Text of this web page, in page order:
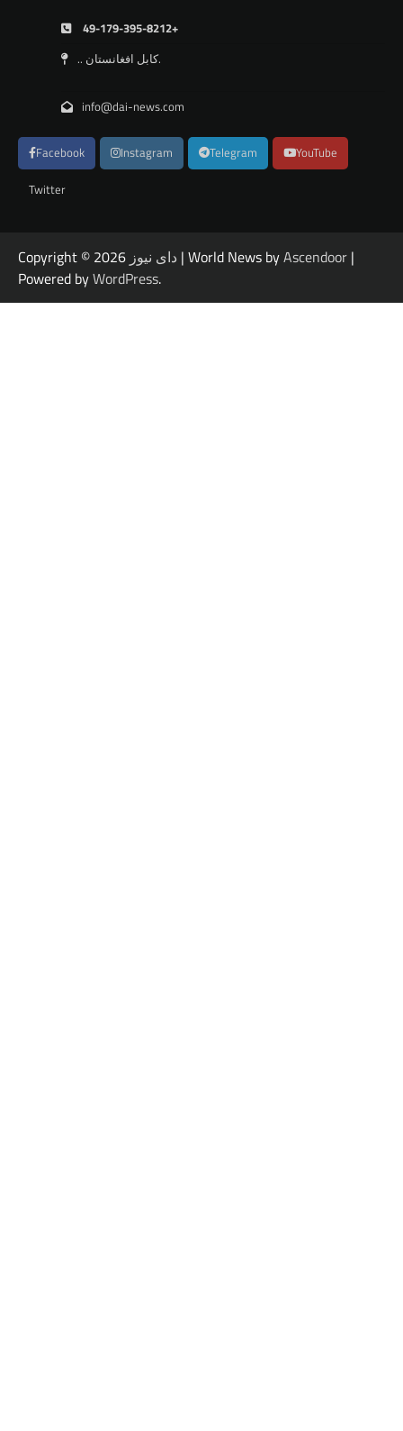
49-179-395-8212+
.. کابل افغانستان.
info@dai-news.com
Facebook Instagram Telegram YouTube
Twitter
Copyright © 2026 دای نیوز | World News byAscendoor |
Powered byWordPress.